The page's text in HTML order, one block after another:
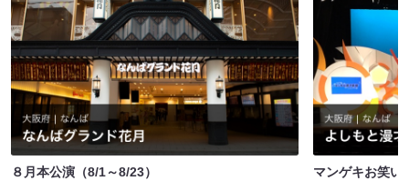
８月本公演（8/1～8/23）
マンゲキお笑い